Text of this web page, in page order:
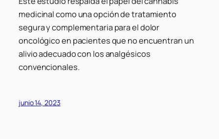
medicinal como una opción de tratamiento
segura y complementaria para el dolor
oncológico en pacientes que no encuentran un
alivio adecuado con los analgésicos
convencionales.
junio 14, 2023